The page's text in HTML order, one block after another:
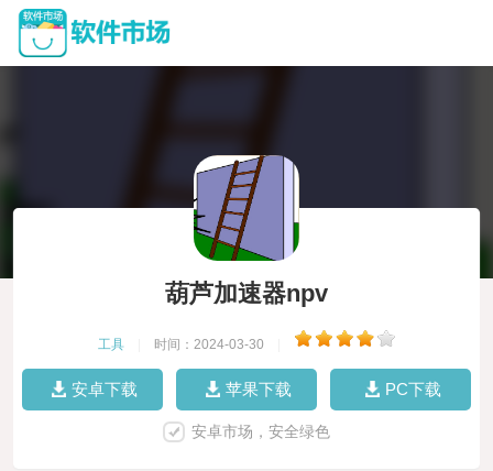
葫芦加速器npv
工具 时间：2024-03-30
安卓下载 苹果下载 PC下载
安卓市场，安全绿色